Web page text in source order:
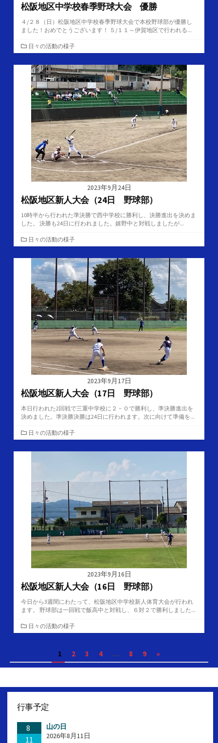
松阪地区中学校春季野球大会 優勝
４/２８（日）松阪地区中学校春季野球大会で本校野球部が優勝し
ました！おめでとうございます！ ５/１１～伊賀地区で行われる...
カ
テ
ゴ
リ
ー
日々の活動の様子
2023年9月24日
松阪地区新人大会（24日 野球部）
10時半から行われた準決勝で西中学校に勝利し、決勝進出を決めま
した。 決勝も24日に行われました。嬉野中と対戦しましたが...
カ
テ
ゴ
ー
日々の活動の様子
2023年9月17日
松阪地区新人大会（17日 野球部）
本日行われた2回戦で三重中学校に２－０で勝利し、準決勝進出を
決めました。準決勝決勝は24日に行われます。次に向けて準備を...
カ
テ
ゴ
日々の活動の様子
2023年9月16日
松阪地区新人大会（16日 野球部）
今日から3週間にわたって、松阪地区中学校新人体育大会が行われ
ます。 野球部は一回戦で飯高中と対戦し、６対２で勝利しました...
カ
テ
ー
日々の活動の様子
稿
ー
1 2 3 4 … 8 9 »
行事予定
8
11
山の日
2026年8月11日